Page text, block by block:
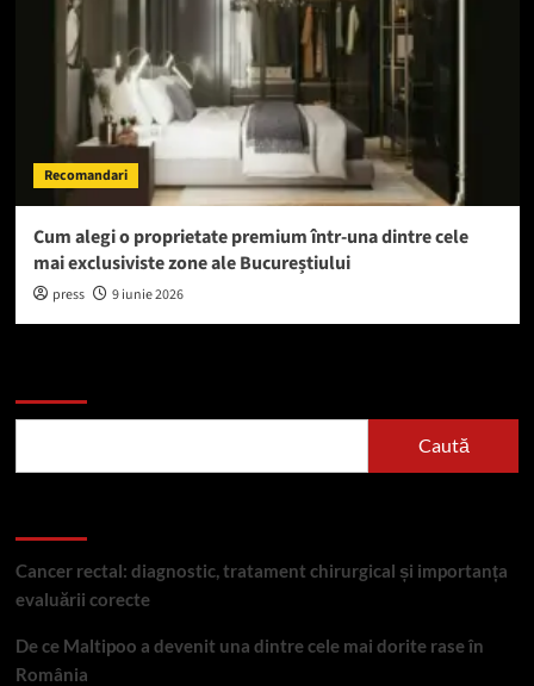
Recomandari
Cum alegi o proprietate premium într-una dintre cele
mai exclusiviste zone ale Bucureștiului
press 9 iunie 2026
Caută
Cancer rectal: diagnostic, tratament chirurgical și importanța
evaluării corecte
De ce Maltipoo a devenit una dintre cele mai dorite rase în
România